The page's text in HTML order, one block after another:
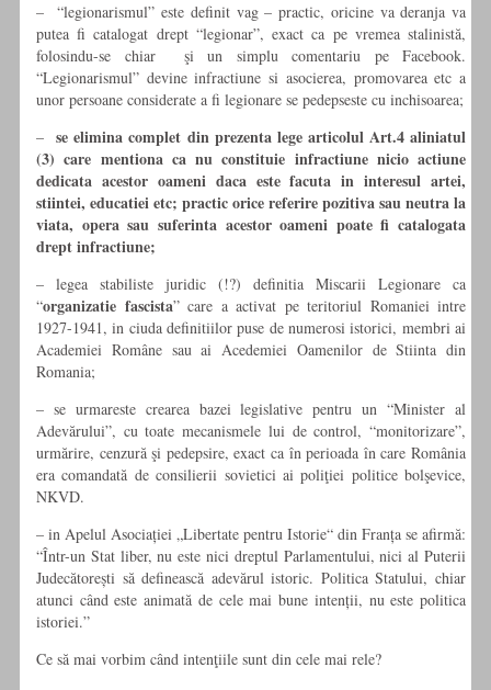
– “legionarismul” este definit vag – practic, oricine va deranja va
putea fi catalogat drept “legionar”, exact ca pe vremea stalinistă,
folosindu-se chiar şi un simplu comentariu pe Facebook.
“Legionarismul” devine infractiune si asocierea, promovarea etc a
unor persoane considerate a fi legionare se pedepseste cu inchisoarea;
–se elimina complet din prezenta lege articolul Art.4 aliniatul
(3) care mentiona ca nu constituie infractiune nicio actiune
dedicata acestor oameni daca este facuta in interesul artei,
stiintei, educatiei etc; practic orice referire pozitiva sau neutra la
viata, opera sau suferinta acestor oameni poate fi catalogata
drept infractiune;
– legea stabiliste juridic (!?) definitia Miscarii Legionare ca
“organizatie fascista” care a activat pe teritoriul Romaniei intre
1927-1941, in ciuda definitiilor puse de numerosi istorici, membri ai
Academiei Române sau ai Acedemiei Oamenilor de Stiinta din
Romania;
– se urmareste crearea bazei legislative pentru un “Minister al
Adevărului”, cu toate mecanismele lui de control, “monitorizare”,
urmărire, cenzură şi pedepsire, exact ca în perioada în care România
era comandată de consilierii sovietici ai poliţiei politice bolşevice,
NKVD.
– in Apelul Asociației „Libertate pentru Istorie“ din Franța se afirmă:
“Într-un Stat liber, nu este nici dreptul Parlamentului, nici al Puterii
Judecătorești să definească adevărul istoric. Politica Statului, chiar
atunci când este animată de cele mai bune intenții, nu este politica
istoriei.”
Ce să mai vorbim când intenţiile sunt din cele mai rele?